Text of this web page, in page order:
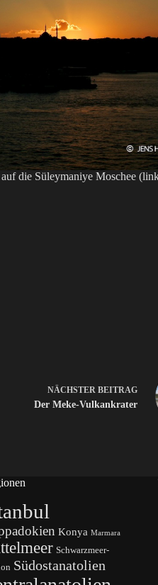
die Süleymaniye Moschee
NÄCHSTER BEITRAG
Der Meke-Vulkankrater
Konya Marmara
Schwarzmeer-
Südostanatolien